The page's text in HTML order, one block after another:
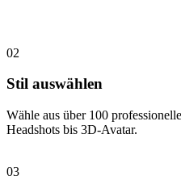
02
Stil auswählen
Wähle aus über 100
Headshots bis 3D-Avatar.
03